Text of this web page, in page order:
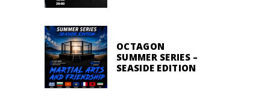
OCTAGON
SUMMER SERIES –
SEASIDE EDITION